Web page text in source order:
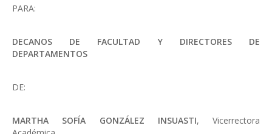
PARA:
DECANOS DE FACULTAD Y DIRECTORES DE
DEPARTAMENTOS
DE:
MARTHA SOFÍA GONZÁLEZ INSUASTI, Vicerrectora